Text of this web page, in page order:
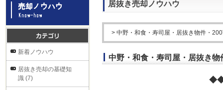
居抜き売却ノウハウ
> 中野・和食・寿司屋・居抜き物件・
中野・和食・寿司屋・居抜き
新着ノウハウ
居抜き売却の基礎知
識 (7)